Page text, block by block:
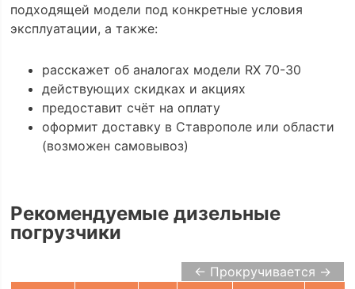
подходящей модели под конкретные условия
эксплуатации, а также:
расскажет об аналогах модели RX 70-30
действующих скидках и акциях
предоставит счёт на оплату
оформит доставку в Ставрополе или области
(возможен самовывоз)
Рекомендуемые дизельные
погрузчики
← Прокручивается →